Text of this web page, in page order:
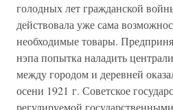
голодных лет гражданской
действовала уже сама
необходимые товары.
нэпа попытка наладить
между городом и деревней
осени 1921 г. Советское
регулируемой